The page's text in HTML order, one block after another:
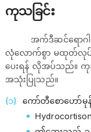
ကုသခြင်း
အက်ဒီဆင်ရောဂ
လုံလောက်စွာ မထုတ်လုပ်နို
ပေးရန် လိုအပ်သည်။ ကု
အသုံးပြုသည်။
ကော်တီစောဟော်မုန်